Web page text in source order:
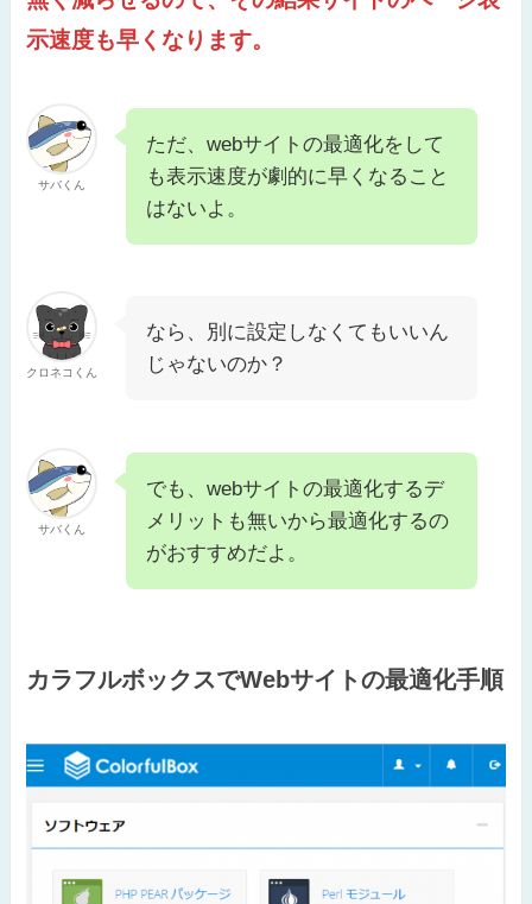
示速度も早くなります。
サバくん
ただ、webサイトの最適化をして
も表示速度が劇的に早くなること
はないよ。
クロネコくん
なら、別に設定しなくてもいいん
じゃないのか？
サバくん
でも、webサイトの最適化するデ
メリットも無いから最適化するの
がおすすめだよ。
カラフルボックスでWebサイトの最適化手順